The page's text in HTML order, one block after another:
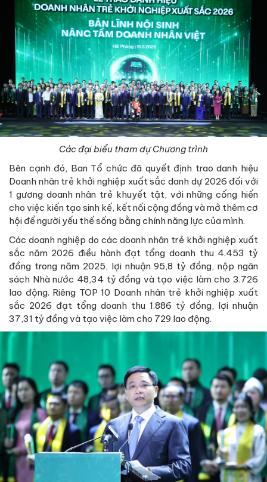
Các đại biểu tham dự Chương trình
Bên cạnh đó, Ban Tổ chức đã quyết định trao danh hiệu
Doanh nhân trẻ khởi nghiệp xuất sắc danh dự 2026 đối với
1 gương doanh nhân trẻ khuyết tật, với những cống hiến
cho việc kiến tạo sinh kế, kết nối cộng đồng và mở thêm cơ
hội để người yếu thế sống bằng chính năng lực của mình.
Các doanh nghiệp do các doanh nhân trẻ khởi nghiệp xuất
sắc năm 2026 điều hành đạt tổng doanh thu 4.453 tỷ
đồng trong năm 2025, lợi nhuận 95,8 tỷ đồng, nộp ngân
sách Nhà nước 48,34 tỷ đồng và tạo việc làm cho 3.726
lao động. Riêng TOP 10 Doanh nhân trẻ khởi nghiệp xuất
sắc 2026 đạt tổng doanh thu 1.886 tỷ đồng, lợi nhuận
37,31 tỷ đồng và tạo việc làm cho 729 lao động.